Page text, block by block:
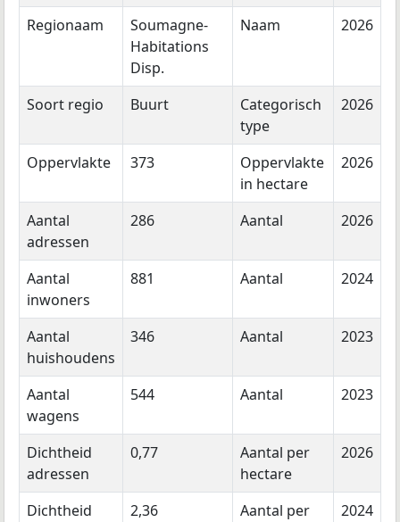
Regionaam
Soumagne-
Habitations
Disp.
Naam 2026
Soort regio Buurt
Categorisch
type
2026
Oppervlakte 373
Oppervlakte
in hectare
2026
Aantal
adressen
286 Aantal 2026
Aantal
inwoners
881 Aantal 2024
Aantal
huishoudens
346 Aantal 2023
Aantal
wagens
544 Aantal 2023
Dichtheid
adressen
0,77
Aantal per
hectare
2026
Dichtheid 2,36 Aantal per 2024